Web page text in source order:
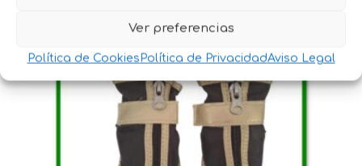
Ver preferencias
Política de Cookies Política de PrivacidadAviso Legal